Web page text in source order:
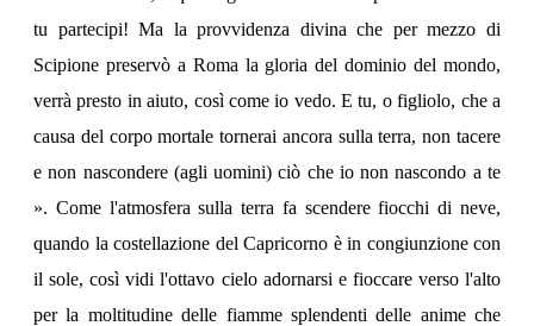
tu partecipi! Ma la provvidenza divina che per mezzo di
Scipione preservò a Roma la gloria del dominio del mondo,
verrà presto in aiuto, così come io vedo. E tu, o figliolo, che a
causa del corpo mortale tornerai ancora sulla terra, non tacere
e non nascondere (agli uomini) ciò che io non nascondo a te
». Come l'atmosfera sulla terra fa scendere fiocchi di neve,
quando la costellazione del Capricorno è in congiunzione con
il sole, così vidi l'ottavo cielo adornarsi e fioccare verso l'alto
per la moltitudine delle fiamme splendenti delle anime che